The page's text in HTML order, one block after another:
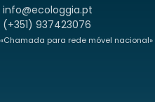
info@ecologgia.pt
(+351) 937423076
«Chamada para rede móvel nacional»